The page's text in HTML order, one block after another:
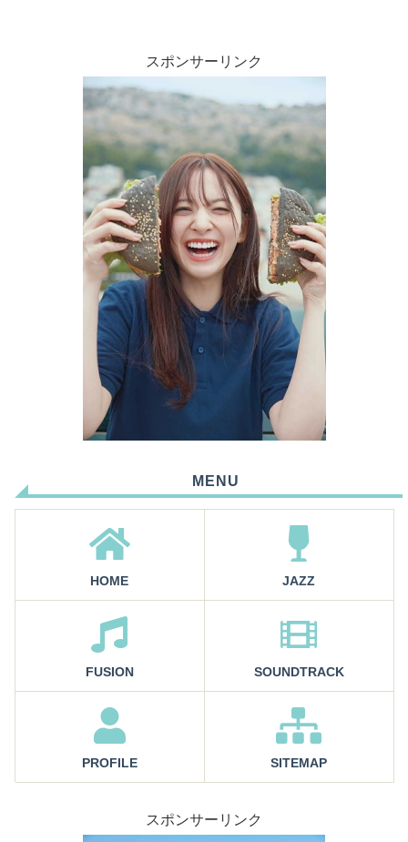
スポンサーリンク
MENU
HOME JAZZ
FUSION SOUNDTRACK
PROFILE SITEMAP
スポンサーリンク